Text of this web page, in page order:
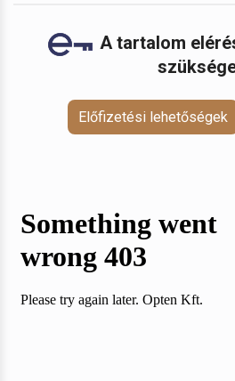
A tartalom
Előfizetési lehetőségek